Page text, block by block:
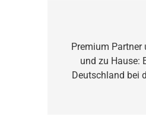
Premium Partner
und zu Hause:
Deutschland bei